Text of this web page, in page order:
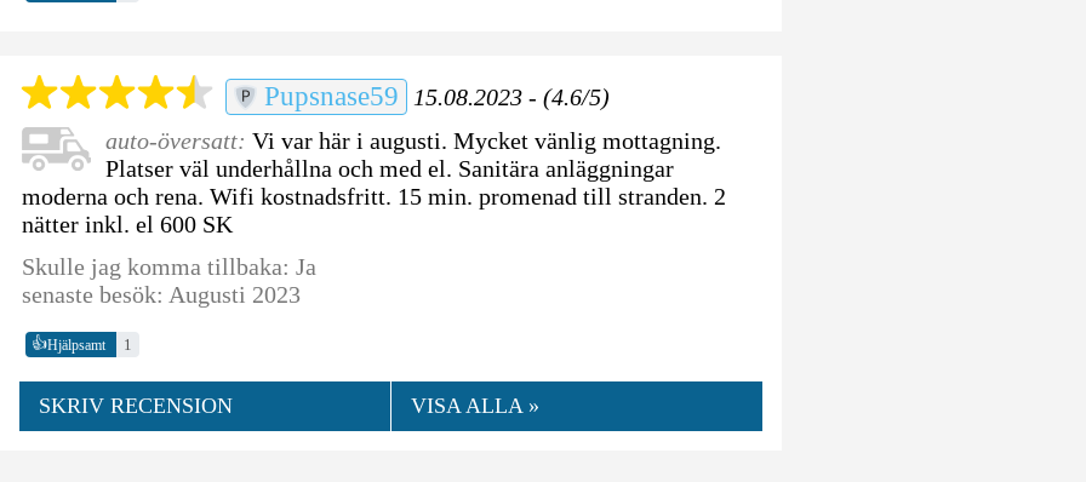
Pupsnase59
15.08.2023 - (4.6/5)
auto-översatt:Vi var här i augusti. Mycket vänlig mottagning.
Platser väl underhållna och med el. Sanitära anläggningar
moderna och rena. Wifi kostnadsfritt. 15 min. promenad till stranden. 2
nätter inkl. el 600 SK
Skulle jag komma tillbaka: Ja
senaste besök: Augusti 2023
👍Hjälpsamt 1
SKRIV RECENSION VISA ALLA »